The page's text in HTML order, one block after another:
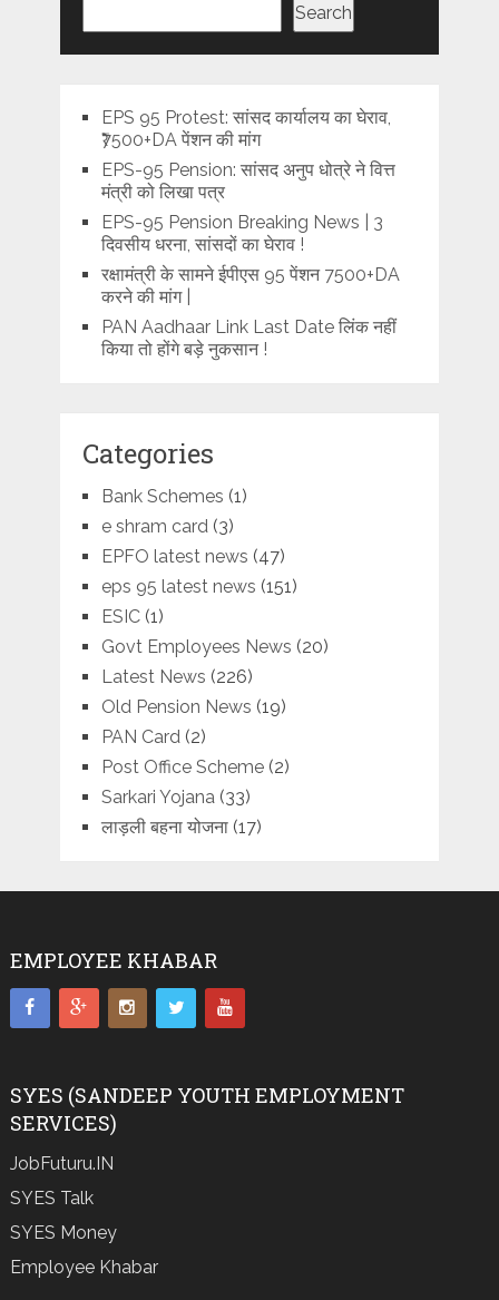
Search
EPS 95 Protest: सांसद कार्यालय का घेराव,
₹7500+DA पेंशन की मांग
EPS-95 Pension: सांसद अनुप धोत्रे ने वित्त
मंत्री को लिखा पत्र
EPS-95 Pension Breaking News | 3
दिवसीय धरना, सांसदों का घेराव !
रक्षामंत्री के सामने ईपीएस 95 पेंशन 7500+DA
करने की मांग |
PAN Aadhaar Link Last Date लिंक नहीं
किया तो होंगे बड़े नुकसान !
Categories
Bank Schemes (1)
e shram card(3)
EPFO latest news (47)
eps 95 latest news (151)
ESIC(1)
Govt Employees News (20)
Latest News (226)
Old Pension News (19)
PAN Card(2)
Post Office Scheme(2)
Sarkari Yojana(33)
लाड़ली बहना योजना(17)
EMPLOYEE KHABAR
SYES (SANDEEP YOUTH EMPLOYMENT
SERVICES)
JobFuturu.IN
SYES Talk
SYES Money
Employee Khabar